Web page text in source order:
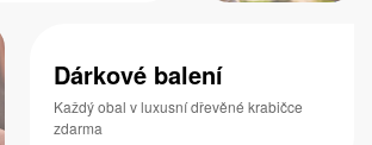
Dárkové balení
Každý obal v luxusní dřevěné krabičce
zdarma